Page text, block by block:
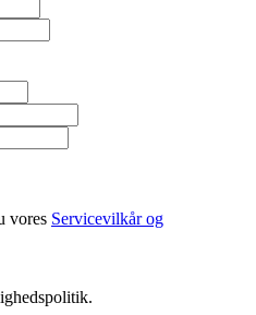
vores Servicevilkår og